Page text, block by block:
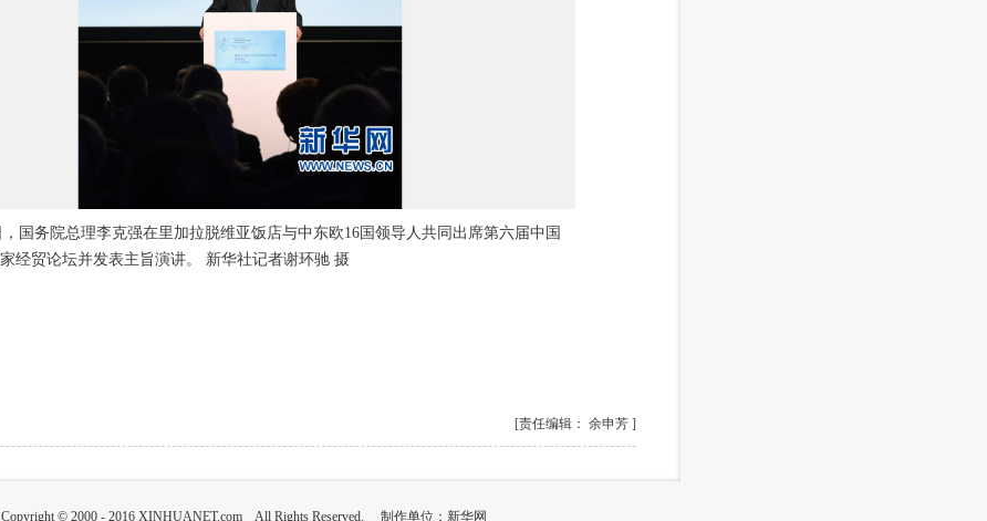
，国务院总理李克强在里加拉脱维亚饭店与中东欧16国领导人共同出席第六届中国
经贸论坛并发表主旨演讲。 新华社记者谢环驰 摄
[责任编辑： 余申芳 ]
Copyright © 2000 - 2016 XINHUANET.com All Rights Reserved. 制作单位：新华网